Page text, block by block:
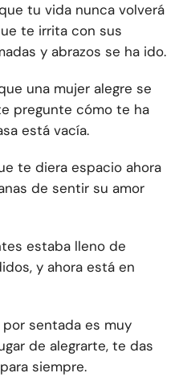
tu vida nunca volverá
te irrita con sus
y abrazos se ha ido.
una mujer alegre se
pregunte cómo te ha
está vacía.
te diera espacio ahora
de sentir su amor
estaba lleno de
y ahora está en
sentada es muy
de alegrarte, te das
siempre.